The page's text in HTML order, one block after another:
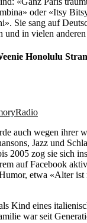
oder «Itsy
Sie sang auf
und in vielen anderen
Honolulu
auch wegen ihrer
Jazz und
2005 zog sie sich
auf Facebook
etwa «Alter ist
Kind eines
war seit